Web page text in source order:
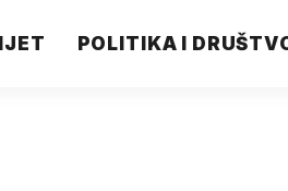
POLITIKA I